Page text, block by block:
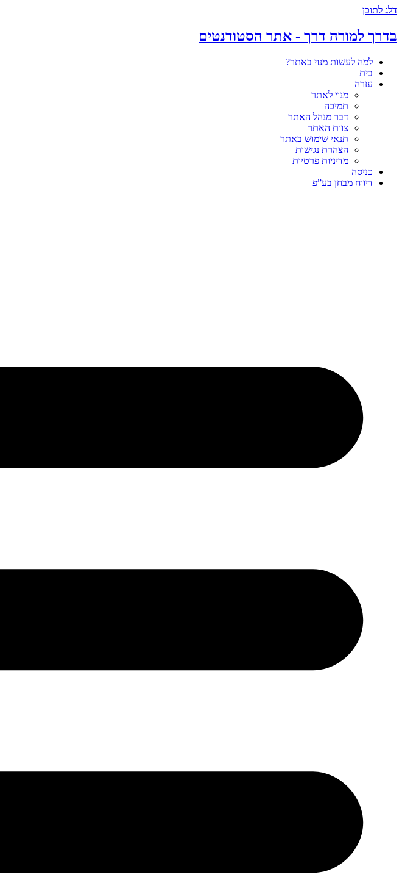
דלג לתוכן
בדרך למורה דרך - אתר הסטודנטים
למה לעשות מנוי באתר?
בית
עזרה
מנוי לאתר
תמיכה
דבר מנהל האתר
צוות האתר
תנאי שימוש באתר
הצהרת נגישות
מדיניות פרטיות
כניסה
דיווח מבחן בע”פ